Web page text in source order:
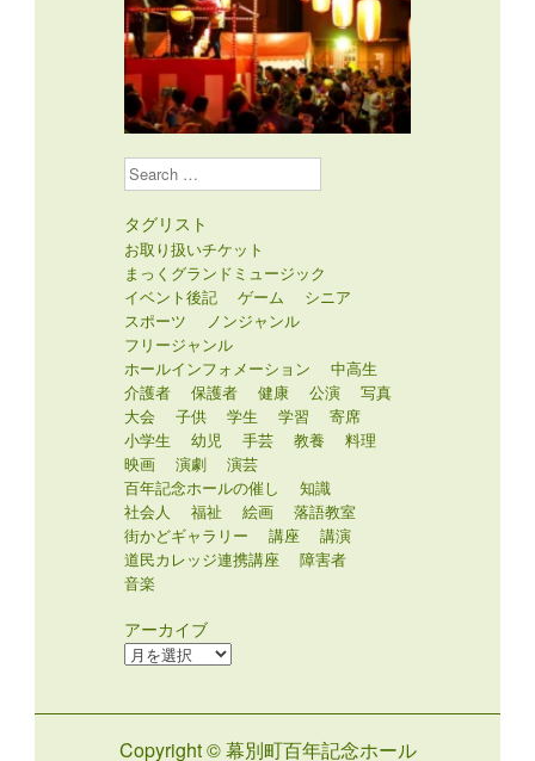
Search
タグリスト
お取り扱いチケット
まっくグランドミュージック
イベント後記
ゲーム
シニア
スポーツ
ノンジャンル
フリージャンル
ホールインフォメーション
中高生
介護者
保護者 健康 公演
写真
大会
子供 学生 学習
寄席
小学生
幼児 手芸 教養
料理
映画
演劇
演芸
百年記念ホールの催し
知識
社会人
福祉 絵画
落語教室
街かどギャラリー
講座
講演
道民カレッジ連携講座
障害者
音楽
アーカイブ
ア
ブ
Copyright © 幕別町百年記念ホール